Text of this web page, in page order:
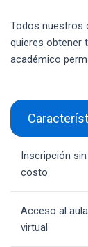
Todos nuestros
quieres obtener
académico
Inscripción sin
costo
Acceso al aula
virtual